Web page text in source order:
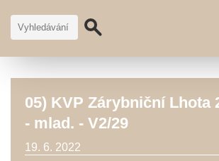
05) KVP Zárybniční Lhota
- mlad. - V2/29
19. 6. 2022